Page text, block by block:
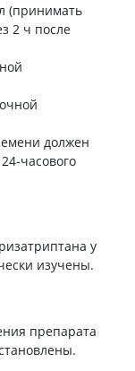
(принимать
2 ч после
должен
часового
у
изучены.
препарата